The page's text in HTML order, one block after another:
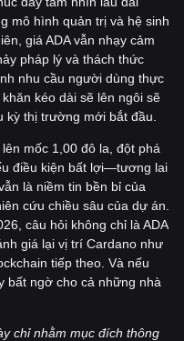
mô hình quản trị và hệ sinh
giá ADA vẫn nhạy cảm
pháp lý và thách thức
nhu cầu người dùng thực
kéo dài sẽ lên ngôi sẽ
kỳ thị trường mới bắt đầu.
mốc 1,00 đô la, đột phá
điều kiện bất lợi—tương lai
là niềm tin bền bỉ của
cứu chiều sâu của dự án.
câu hỏi không chỉ là ADA
giá lại vị trí Cardano như
tiếp theo. Và nếu
bất ngờ cho cả những nhà
chỉ nhằm mục đích thông